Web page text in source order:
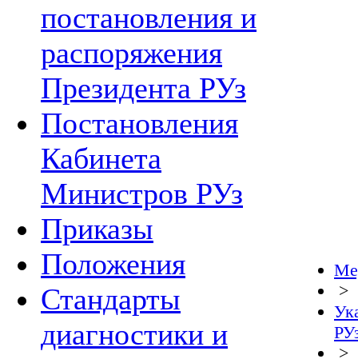
постановления и
распоряжения
Президента РУз
Постановления
Кабинета
Министров РУз
Приказы
Положения
Стандарты
диагностики и
>
>